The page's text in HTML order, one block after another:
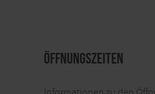
Öffnungszeiten